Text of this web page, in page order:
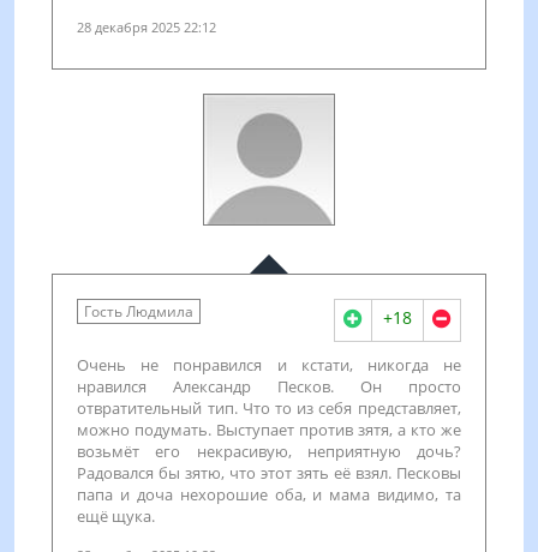
28 декабря 2025 22:12
Гость Людмила +18
Очень не понравился и кстати, никогда не
нравился Александр Песков. Он просто
отвратительный тип. Что то из себя представляет,
можно подумать. Выступает против зятя, а кто же
возьмёт его некрасивую, неприятную дочь?
Радовался бы зятю, что этот зять её взял. Песковы
папа и доча нехорошие оба, и мама видимо, та
ещё щука.